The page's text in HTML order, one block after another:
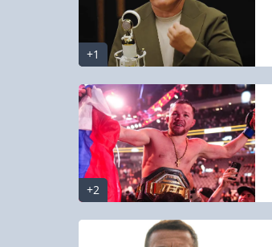
+1
+2